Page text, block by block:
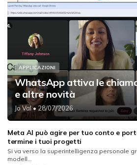
APPLICAZIONI
WhatsApp attiva le
e altre novità
Jo Val• 28/07/2026
Meta AI può agire per tuo conto e
termine i tuoi progetti
Si va verso la superintelligenza personale
modell...